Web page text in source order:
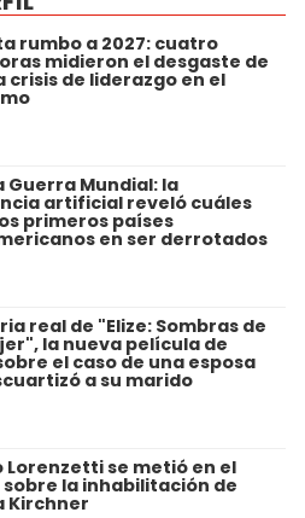
rumbo a 2027: cuatro
midieron el desgaste de
crisis de liderazgo en el
Guerra Mundial: la
artificial reveló cuáles
primeros países
en ser derrotados
real de "Elize: Sombras de
la nueva película de
el caso de una esposa
a su marido
Lorenzetti se metió en el
la inhabilitación de
Kirchner